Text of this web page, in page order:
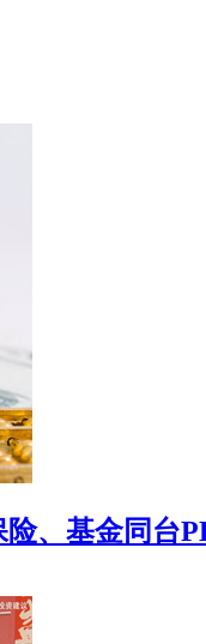
、基金同台